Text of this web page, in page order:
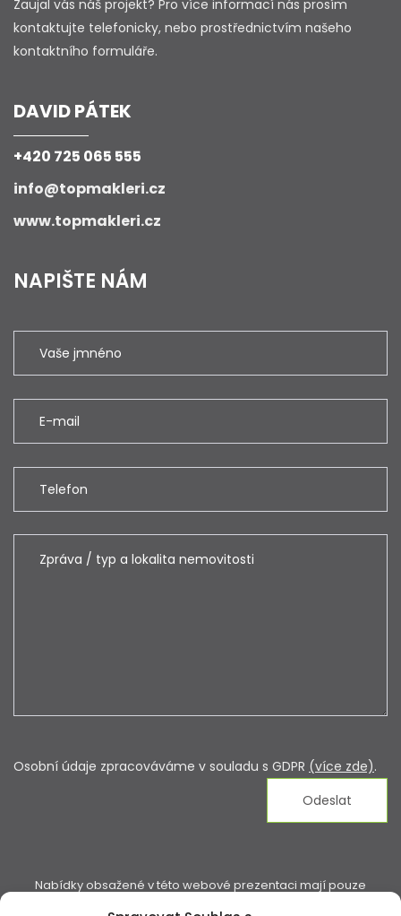
Zaujal vás náš projekt? Pro více informací nás prosím
kontaktujte telefonicky, nebo prostřednictvím našeho
kontaktního formuláře.
DAVID PÁTEK
+420 725 065 555
info@topmakleri.cz
www.topmakleri.cz
NAPIŠTE NÁM
Osobní údaje zpracováváme v souladu s GDPR (více zde).
Nabídky obsažené v této webové prezentaci mají pouze